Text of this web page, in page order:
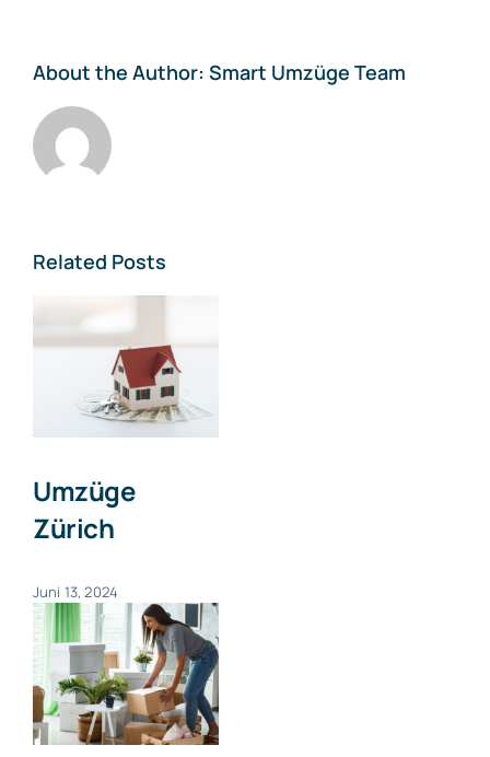
About the Author: Smart Umzüge Team
Related Posts
Umzüge
Zürich
Juni 13, 2024